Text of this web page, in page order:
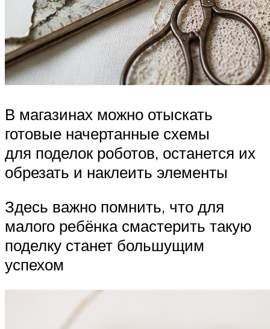
В магазинах можно отыскать
готовые начертанные схемы
для поделок роботов, останется их
обрезать и наклеить элементы
Здесь важно помнить, что для
малого ребёнка смастерить такую
поделку станет большущим
успехом